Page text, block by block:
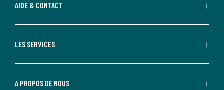
AIDE & CONTACT
LES SERVICES
À PROPOS DE NOUS